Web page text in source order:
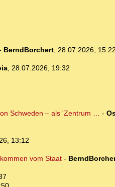
BerndBorchert, 28.07.2026,
, 28.07.2026, 19:32
Schweden – als 'Zentrum … -
13:12
vom Staat-